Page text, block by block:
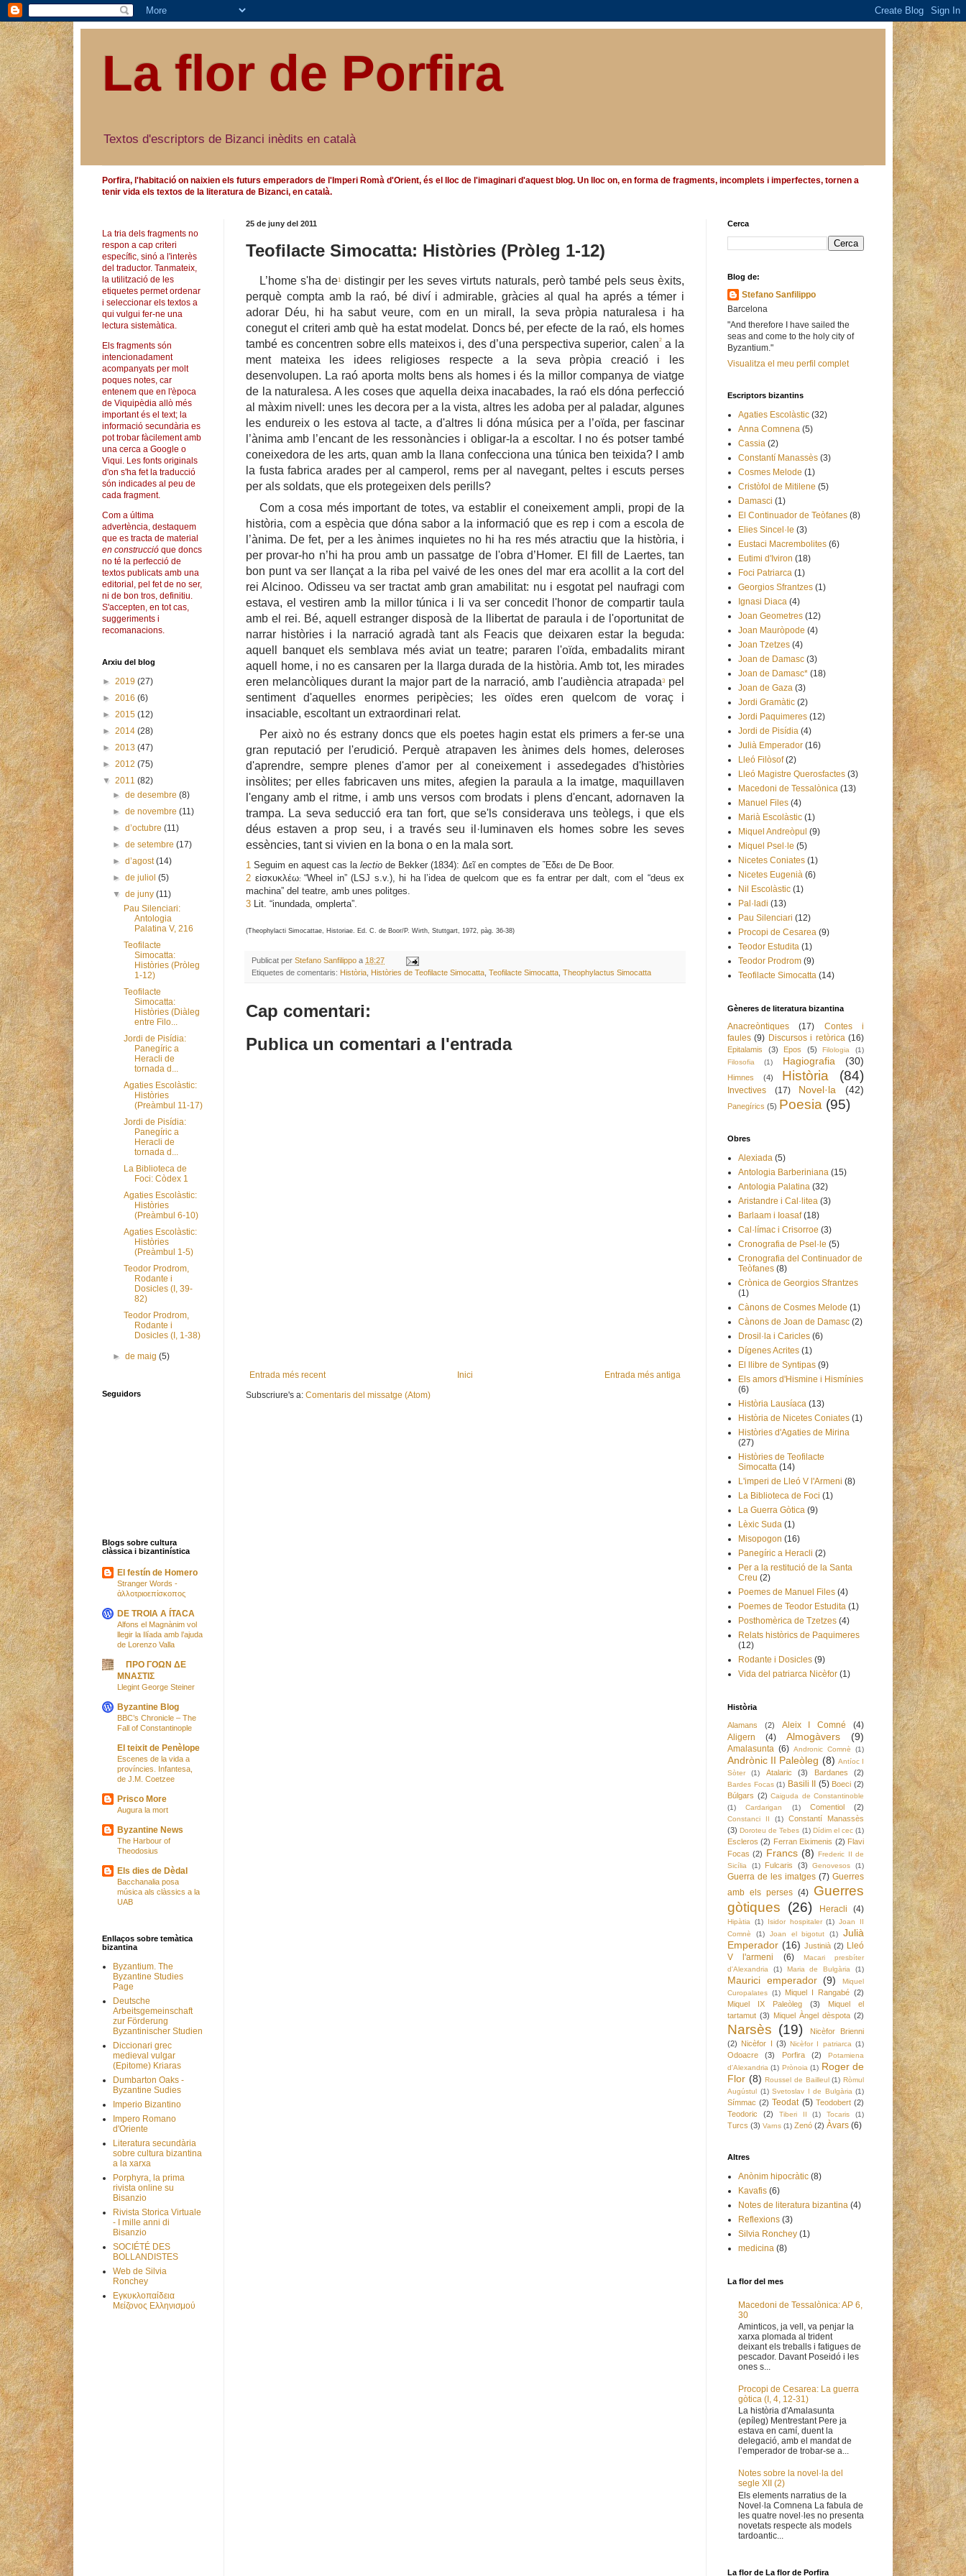
La flor de Porfira
Textos d'escriptors de Bizanci inèdits en català
Porfira, l'habitació on naixien els futurs emperadors de l'Imperi Romà d'Orient, és el lloc de l'imaginari d'aquest blog. Un lloc on, en forma de fragments, incomplets i imperfectes, tornen a
tenir vida els textos de la literatura de Bizanci, en català.
25 de juny del 2011
Teofilacte Simocatta: Històries (Pròleg 1-12)
L’home s'ha de1 distingir per les seves virtuts naturals, però també pels seus èxits,
perquè compta amb la raó, bé diví i admirable, gràcies al qual ha aprés a témer i
adorar Déu, hi ha sabut veure, com en un mirall, la seva pròpia naturalesa i
ha
conegutel criteri amb què ha estat modelat. Doncs bé, per efecte de la raó, els homes
també es concentren sobre ells mateixos i, des d’una perspectiva superior, calen2a la
ment mateixa les idees religioses respecte a la seva pròpia creació i les
desenvolupen. La raó aporta molts bens als homes i és la millor companya de viatge
de la naturalesa. A les coses que aquella deixa inacabades, la raó els dóna perfecció
al màxim nivell: unes les decora per a la vista, altres les adoba per al paladar, algunes
les endureix o les estova al tacte, a d'altres li dóna música per a l’oïda, per fascinar
l’ànima amb l’encant de les ressonàncies i obligar-la a escoltar. I no és potser també
coneixedora de les arts, quan amb la llana confecciona una túnica ben teixida? I amb
la fusta fabrica arades per al camperol, rems per al navegant, peltes i escuts perses
per als soldats, que els protegeixen dels perills?
Com a cosa més important de totes, va establir el coneixement ampl i, propi de la
història, com a espècia que dóna sabor a la informació que es rep i com a escola de
l’ànima. De fet, per a les ànimes inquietes no hi ha res més atractiu que la història, i
per provar-ho n’hi ha prou amb un passatge de l'obra d’Homer. El fill de Laertes, tan
bon punt va ser llançat a la riba pel vaivé de les ones del mar era acollit a la cort del
rei Alcinoo. Odisseu va ser tractat amb gran amabilitat: nu i esgotat pel naufragi com
estava, el vestiren amb la millor túnica i li va ser concedit l'honor de compartir taula
amb el rei. Bé, aquell estranger disposà de la llibertat de paraula i de l'oportunitat de
narrar històries i la narració agradà tant als Feacis que deixaren estar la beguda:
aquell banquet els semblava més aviat un teatre; pararen l'oïda, embadalits mirant
aquell home, i no es cansaren per la llarga durada de la història. Amb tot, les mirades
eren melancòliques durant la major part de la narració, amb l'audiència atrapada3 pel
sentiment d'aquelles enormes peripècies; les oïdes eren quelcom de voraç i
insaciable, escoltant un extraordinari relat.
Per això no és estrany doncs que els poetes hagin estat els primers a fer-se una
gran reputació per l'erudició. Perquè atrapaven les ànimes dels homes, deleroses
d'aprendre, sempre plenes d'amor per al coneixement i assedegades d'històries
insòlites; per elles fabricaven uns mites, afegien la paraula a la imatge, maquillaven
l'engany amb el ritme, i amb uns versos com brodats i plens d'encant, adornaven la
trampa. La seva seducció era tan fort, que se'ls considerava uns teòlegs, i que els
déus estaven a prop seu, i a través seu il·luminaven els homes sobre les seves
essències, tant si vivien en la bona o en la mala sort.
1 Seguim en aquest cas la lectio de Bekker (1834): Δεῖ en comptes de Ἔδει de De Boor.
2 εἰσκυκλέω: “Wheel in” (LSJ s.v.), hi ha l’idea de quelcom que es fa entrar per dalt, com el “deus ex
machina” del teatre, amb unes politges.
3 Lit. “inundada, omplerta”.
(Theophylacti Simocattae, Historiae. Ed. C. de Boor/P. Wirth, Stuttgart, 1972, pàg. 36-38)
Publicat per Stefano Sanfilippo a 18:27
Etiquetes de comentaris: Història Històries de Teofilacte Simocatta Teofilacte Simocatta Theophylactus Simocatta
Cap comentari:
Publica un comentari a l'entrada
Entrada més recent Entrada més antiga
Inici
Subscriure's a: Comentaris del missatge (Atom)
La tria dels fragments no
respon a cap criteri
específic, sinó a l'interès
del traductor. Tanmateix,
la utilització de les
etiquetes permet ordenar
i seleccionar els textos a
qui vulgui fer-ne una
lectura sistemàtica.
Els fragments són
intencionadament
acompanyats per molt
poques notes, car
entenem que en l'època
de Viquipèdia allò més
important és el text; la
informació secundària es
pot trobar fàcilement amb
una cerca a Google o
Viqui. Les fonts originals
d'on s'ha fet la traducció
són indicades al peu de
cada fragment.
Com a última
advertència, destaquem
que es tracta de material
en construcció que doncs
no té la perfecció de
textos publicats amb una
editorial, pel fet de no ser,
ni de bon tros, definitiu.
S'accepten, en tot cas,
suggeriments i
recomanacions.
Arxiu del blog
► 2019 (27)
► 2016 (6)
► 2015 (12)
► 2014 (28)
► 2013 (47)
► 2012 (75)
▼ 2011 (82)
►de desembre(8)
►de novembre(11)
►d’octubre(11)
►de setembre(17)
►d’agost(14)
►de juliol(5)
▼de juny(11)
Pau Silenciari:
Antologia
Palatina V, 216
Teofilacte
Simocatta:
Històries (Pròleg
1-12)
Teofilacte
Simocatta:
Històries (Diàleg
entre Filo...
Jordi de Pisídia:
Panegíric a
Heracli de
tornada d...
Agaties Escolàstic:
Històries
(Preàmbul 11-17)
Jordi de Pisídia:
Panegíric a
Heracli de
tornada d...
La Biblioteca de
Foci: Còdex 1
Agaties Escolàstic:
Històries
(Preàmbul 6-10)
Agaties Escolàstic:
Històries
(Preàmbul 1-5)
Teodor Prodrom,
Rodante i
Dosicles (I, 39-
82)
Teodor Prodrom,
Rodante i
Dosicles (I, 1-38)
►de maig(5)
Seguidors
Blogs sobre cultura
clàssica i bizantinística
El festín de Homero
Stranger Words -
ἀλλοτριοεπίσκοπος
DE TROIA A ÍTACA
Alfons el Magnànim vol
llegir la Ilíada amb l’ajuda
de Lorenzo Valla
ΠΡΟ ΓΟΩΝ ΔΕ
ΜΝΑΣΤΙΣ
Llegint George Steiner
Byzantine Blog
BBC’s Chronicle – The
Fall of Constantinople
El teixit de Penèlope
Escenes de la vida a
províncies. Infantesa,
de J.M. Coetzee
Prisco More
Augura la mort
Byzantine News
The Harbour of
Theodosius
Els dies de Dèdal
Bacchanalia posa
música als clàssics a la
UAB
Enllaços sobre temàtica
bizantina
Byzantium. The
Byzantine Studies
Page
Deutsche
Arbeitsgemeinschaft
zur Förderung
Byzantinischer Studien
Diccionari grec
medieval vulgar
(Epitome) Kriaras
Dumbarton Oaks -
Byzantine Sudies
Imperio Bizantino
Impero Romano
d'Oriente
Literatura secundària
sobre cultura bizantina
a la xarxa
Porphyra, la prima
rivista online su
Bisanzio
Rivista Storica Virtuale
- I mille anni di
Bisanzio
SOCIÉTÉ DES
BOLLANDISTES
Web de Silvia
Ronchey
Εγκυκλοπαίδεια
Μείζονος Ελληνισμού
Cerca
Blog de:
Stefano Sanfilippo
Barcelona
"And therefore I have sailed the
seas and come to the holy city of
Byzantium."
Visualitza el meu perfil complet
Escriptors bizantins
Agaties Escolàstic (32)
Anna Comnena (5)
Cassia (2)
Constantí Manassès (3)
Cosmes Melode (1)
Cristòfol de Mitilene (5)
Damasci (1)
El Continuador de Teòfanes (8)
Elies Sincel·le (3)
Eustaci Macrembolites (6)
Eutimi d'Iviron (18)
Foci Patriarca (1)
Georgios Sfrantzes (1)
Ignasi Diaca (4)
Joan Geometres (12)
Joan Mauròpode (4)
Joan Tzetzes (4)
Joan de Damasc (3)
Joan de Damasc* (18)
Joan de Gaza (3)
Jordi Gramàtic (2)
Jordi Paquimeres (12)
Jordi de Pisídia (4)
Julià Emperador (16)
Lleó Filòsof (2)
Lleó Magistre Querosfactes (3)
Macedoni de Tessalònica (13)
Manuel Files (4)
Marià Escolàstic (1)
Miquel Andreòpul (9)
Miquel Psel·le (5)
Nicetes Coniates (1)
Nicetes Eugenià (6)
Nil Escolàstic (1)
Pal·ladi (13)
Pau Silenciari (12)
Procopi de Cesarea (9)
Teodor Estudita (1)
Teodor Prodrom (9)
Teofilacte Simocatta (14)
Gèneres de literatura bizantina
Anacreòntiques (17)
Contes i
faules (9) Discursos i retòrica (16)
Epitalamis (3) Epos (5) Filologia
(1)
Filosofia
(1) Hagiografia (30)
Himnes (4) Història (84)
Invectives (17) Novel·la (42)
Panegírics (5) Poesia (95)
Obres
Alexiada (5)
Antologia Barberiniana (15)
Antologia Palatina (32)
Aristandre i Cal·litea (3)
Barlaam i Ioasaf (18)
Cal·límac i Crisorroe (3)
Cronografia de Psel·le (5)
Cronografia del Continuador de
Teòfanes (8)
Crònica de Georgios Sfrantzes
(1)
Cànons de Cosmes Melode (1)
Cànons de Joan de Damasc (2)
Drosil·la i Caricles (6)
Dígenes Acrites (1)
El llibre de Syntipas (9)
Els amors d'Hismine i Hismínies
(6)
Història Lausíaca (13)
Història de Nicetes Coniates (1)
Històries d'Agaties de Mirina
(27)
Històries de Teofilacte
Simocatta (14)
L'imperi de Lleó V l'Armeni (8)
La Biblioteca de Foci (1)
La Guerra Gòtica (9)
Lèxic Suda (1)
Misopogon (16)
Panegíric a Heracli (2)
Per a la restitució de la Santa
Creu (2)
Poemes de Manuel Files (4)
Poemes de Teodor Estudita (1)
Posthomèrica de Tzetzes (4)
Relats històrics de Paquimeres
(12)
Rodante i Dosicles (9)
Vida del patriarca Nicèfor (1)
Història
Alamans (2) Aleix I Comné
(4)
Aligern
(4) Almogàvers (9)
Amalasunta (6) Andronic Comnè (1)
Andrònic II Paleòleg (8) Antíoc I
Sòter
(1) Atalaric (3) Bardanes (2)
Bardes Focas (1) Basili II (5) Boeci (2)
Búlgars (2) Caiguda de Constantinoble
(1)
Cardarigan (1) Comentiol (2)
Constanci II (1)
Constantí Manassès
(3) Doroteu de Tebes (1) Dídim el cec (1)
Escleros (2) Ferran Eiximenis (2) Flavi
Focas (2) Francs (8)
Frederic II de
Sicília
(1) Fulcaris (3) Genovesos (1)
Guerra de les imatges (7) Guerres
amb els perses (4) Guerres
gòtiques (26) Heracli (4)
Hipàtia (1) Isidor hospitaler (1) Joan II
Comnè
(1) Joan el bigotut (1)
Julià
Emperador (16) Justinià (2) Lleó
V l'armeni
(6)
Macari presbíter
d'Alexandria
(1) Maria de Bulgària (1)
Maurici emperador (9)
Miquel
Curopalates (1) Miquel I Rangabé (2)
Miquel IX Paleòleg
(3)
Miquel el
tartamut (3) Miquel Àngel dèspota (2)
Narsès (19)
Nicèfor Brienni
(2) Nicèfor I (3) Nicèfor I patriarca (1)
Odoacre (3) Porfira (2)
Potamiena
d'Alexandria (1) Prònoia (1) Roger de
Flor (8) Roussel de Bailleul (1) Ròmul
Augústul
(1) Svetoslav I de Bulgària (1)
Símmac (2) Teodat (5) Teodobert (2)
Teodoric
(2) Tiberi II (1) Tocaris (1)
Turcs (3) Varns (1) Zenó (2) Àvars (6)
Altres
Anònim hipocràtic (8)
Kavafis (6)
Notes de literatura bizantina (4)
Reflexions (3)
Silvia Ronchey (1)
medicina (8)
La flor del mes
Macedoni de Tessalònica: AP 6,
30
Aminticos, ja vell, va penjar la
xarxa plomada al trident
deixant els treballs i fatigues de
pescador. Davant Poseidó i les
ones s...
Procopi de Cesarea: La guerra
gòtica (I, 4, 12-31)
La història d'Amalasunta
(epíleg) Mentrestant Pere ja
estava en camí, duent la
delegació, amb el mandat de
l’emperador de trobar-se a...
Notes sobre la novel·la del
segle XII (2)
Els elements narratius de la
Novel·la Comnena La fabula de
les quatre novel·les no presenta
novetats respecte als models
tardoantic...
La flor de La flor de Porfira